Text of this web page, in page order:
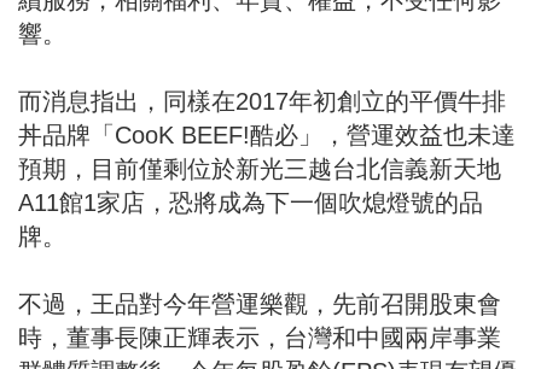
響。
而消息指出，同樣在2017年初創立的平價牛排
丼品牌「CooK BEEF!酷必」，營運效益也未達
預期，目前僅剩位於新光三越台北信義新天地
A11館1家店，恐將成為下一個吹熄燈號的品
牌。
不過，王品對今年營運樂觀，先前召開股東會
時，董事長陳正輝表示，台灣和中國兩岸事業